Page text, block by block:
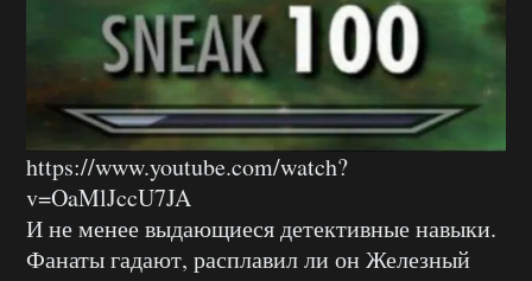
https://www.youtube.com/watch?
v=OaMlJccU7JA
И не менее выдающиеся детективные навыки.
Фанаты гадают, расплавил ли он Железный